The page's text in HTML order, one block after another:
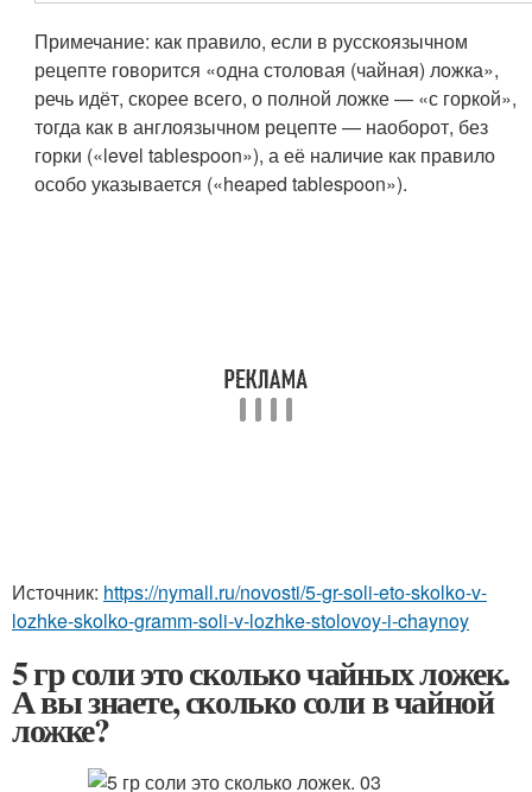
Примечание: как правило, если в русскоязычном
рецепте говорится «одна столовая (чайная) ложка»,
речь идёт, скорее всего, о полной ложке — «с горкой»,
тогда как в англоязычном рецепте — наоборот, без
горки («level tablespoon»), а её наличие как правило
особо указывается («heaped tablespoon»).
Источник: https://nymall.ru/novosti/5-gr-soli-eto-skolko-v-
lozhke-skolko-gramm-soli-v-lozhke-stolovoy-i-chaynoy
5 гр соли это сколько чайных ложек.
А вы знаете, сколько соли в чайной
ложке?